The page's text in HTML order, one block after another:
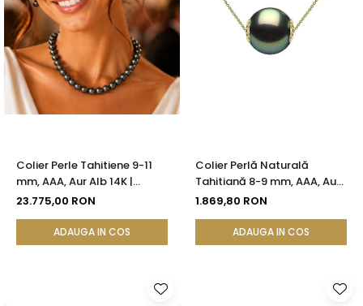
Colier Perle Tahitiene 9-11
mm, AAA, Aur Alb 14K |
KASKADDA®
23.775,00 RON
ADAUGA IN COS
Colier Perlă Naturală
Tahitiană 8-9 mm, AAA, Aur
Galben 14K | KASKADDA®
1.869,80 RON
ADAUGA IN COS